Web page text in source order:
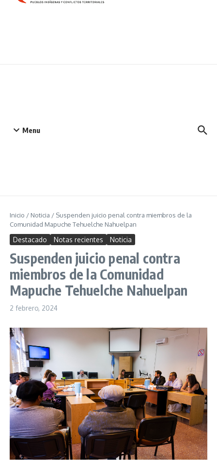
Menu
Inicio / Noticia / Suspenden juicio penal contra miembros de la
Comunidad Mapuche Tehuelche Nahuelpan
Destacado Notas recientes Noticia
Suspenden juicio penal contra
miembros de la Comunidad
Mapuche Tehuelche Nahuelpan
2 febrero, 2024